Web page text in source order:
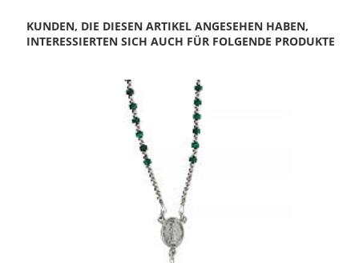
KUNDEN, DIE DIESEN ARTIKEL ANGESEHEN HABEN,
INTERESSIERTEN SICH AUCH FÜR FOLGENDE PRODUKTE